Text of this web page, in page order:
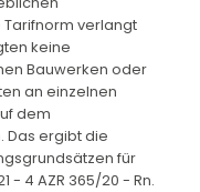
Tarifnorm verlangt
keine
Bauwerken oder
an einzelnen
dem
Das ergibt die
für
- 4 AZR 365/20 - Rn.